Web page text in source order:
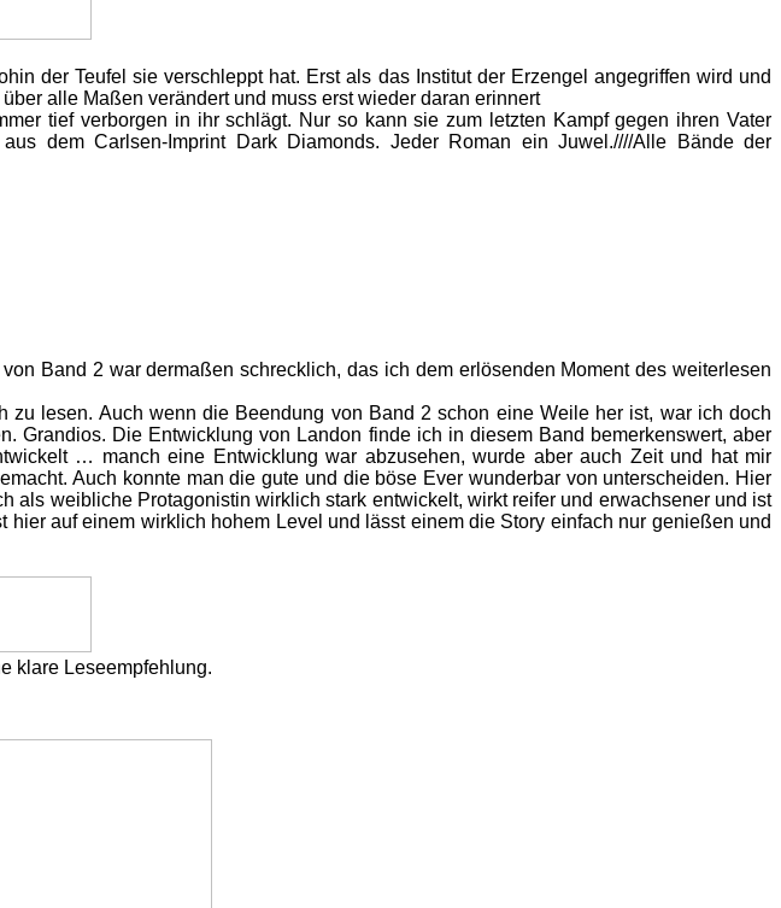
der Teufel sie verschleppt hat. Erst als das Institut der Erzengel angegriffen wird und
alle Maßen verändert und muss erst wieder daran erinnert
tief verborgen in ihr schlägt. Nur so kann sie zum letzten Kampf gegen ihren Vater
dem Carlsen-Imprint Dark Diamonds. Jeder Roman ein Juwel.////Alle Bände der
Band 2 war dermaßen schrecklich, das ich dem erlösenden Moment des weiterlesen
lesen. Auch wenn die Beendung von Band 2 schon eine Weile her ist, war ich doch
Grandios. Die Entwicklung von Landon finde ich in diesem Band bemerkenswert, aber
… manch eine Entwicklung war abzusehen, wurde aber auch Zeit und hat mir
Auch konnte man die gute und die böse Ever wunderbar von unterscheiden. Hier
als weibliche Protagonistin wirklich stark entwickelt, wirkt reifer und erwachsener und ist
auf einem wirklich hohem Level und lässt einem die Story einfach nur genießen und
klare Leseempfehlung.